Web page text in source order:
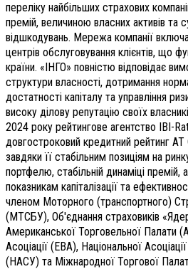
переліку найбільших страхових
премій, величиною власних активів та
відшкодувань. Мережа компанії
центрів обслуговування клієнтів, що
країни. «ІНГО» повністю відповідає
структури власності, дотримання
достатності капіталу та управління
високу ділову репутацію своїх
2024 року рейтингове агентство IBI-
довгостроковий кредитний рейтинг АТ
завдяки її стабільним позиціям на
портфелю, стабільній динаміці
показникам капіталізації та
членом Моторного (транспортного)
(МТСБУ), Об'єднання страховиків
Американської Торговельної Палати
Асоціації (EBA), Національної
(НАСУ) та Міжнародної Торгової